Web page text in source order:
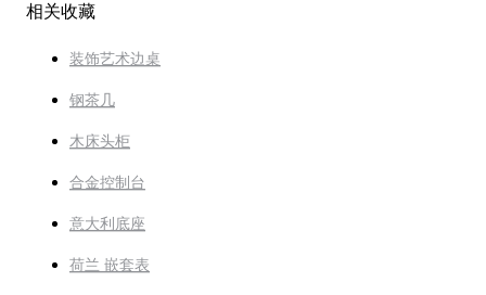
相关收藏
装饰艺术边桌
钢茶几
木床头柜
合金控制台
意大利底座
荷兰 嵌套表